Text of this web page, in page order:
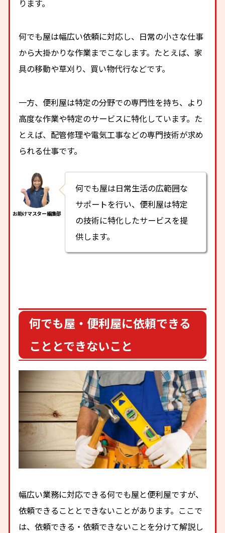
ります。
何でも屋は幅広い依頼に対応し、日常の小さな仕事
から大掛かりな作業までこなします。たとえば、家
具の移動や草刈り、買い物代行などです。
一方、便利屋は特定の分野での専門性を持ち、より
高度な作業や特定のサービスに特化しています。た
とえば、配管修理や電気工事などの専門技術が求め
られる仕事です。
何でも屋は日常生活の広範囲な
サポートを行い、便利屋は特定
の技術に特化したサービスを提
供します。
何でも屋・便利屋に依頼できる
こととできないこと
幅広い業務に対応できる何でも屋と便利屋ですが、
依頼できることとできないことがあります。ここで
は、依頼できる・依頼できないことを分けて解説し